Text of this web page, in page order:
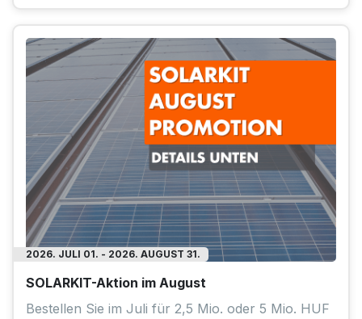
2026. JULI 01. - 2026. AUGUST 31.
SOLARKIT-Aktion im August
Bestellen Sie im Juli für 2,5 Mio. oder 5 Mio. HUF